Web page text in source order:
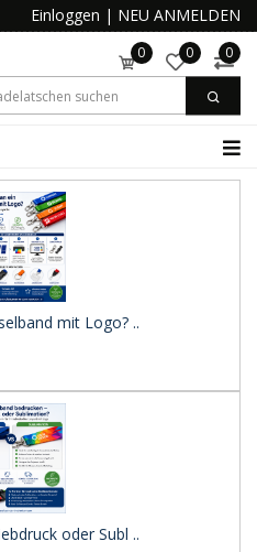
Einloggen | NEU ANMELDEN
0 0 0
mit Logo? ..
oder Subl ..